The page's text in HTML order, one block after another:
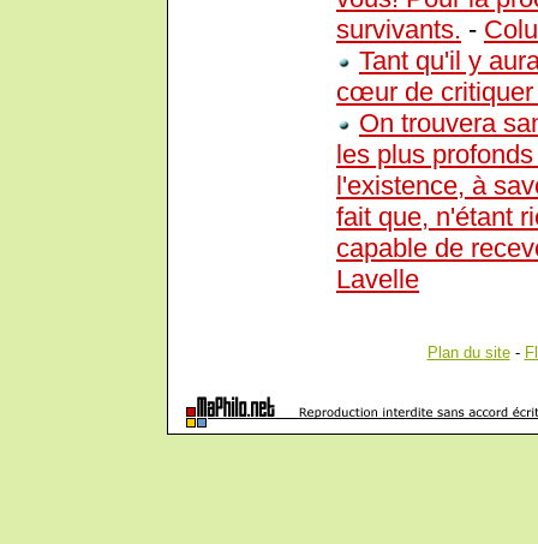
survivants. -
Tant qu'il y
cœur de critiquer
On trouvera
les plus
l'existence, à
fait que, n'étant
capable de
Lavelle
Plan du site-